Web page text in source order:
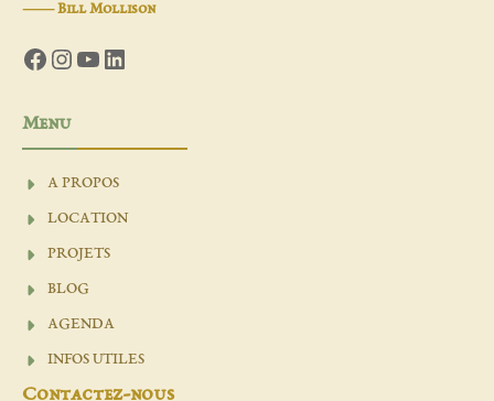
―Bill Mollison
Facebook
Instagram
YouTube
LinkedIn
Menu
A PROPOS
LOCATION
PROJETS
BLOG
AGENDA
INFOS UTILES
Contactez-nous